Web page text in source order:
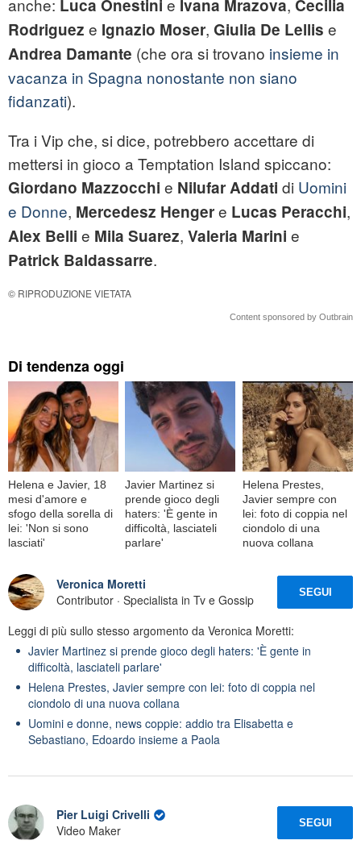
anche: Luca Onestini e Ivana Mrazova, Cecilia
Rodriguez e Ignazio Moser, Giulia De Lellis e
Andrea Damante (che ora si trovano insieme in
vacanza in Spagna nonostante non siano
fidanzati).
Tra i Vip che, si dice, potrebbero accettare di
mettersi in gioco a Temptation Island spiccano:
Giordano Mazzocchi e Nilufar Addati di Uomini
e Donne, Mercedesz Hengere Lucas Peracchi,
Alex Belli e Mila Suarez, Valeria Marini e
Patrick Baldassarre.
© RIPRODUZIONE VIETATA
Content sponsored by Outbrain
Di tendenza oggi
Helena e Javier, 18
mesi d'amore e
sfogo della sorella di
lei: 'Non si sono
lasciati'
Javier Martinez si
prende gioco degli
haters: 'È gente in
difficoltà, lasciateli
parlare'
Helena Prestes,
Javier sempre con
lei: foto di coppia nel
ciondolo di una
nuova collana
Veronica Moretti
Contributor · Specialista in Tv e Gossip
SEGUI
Leggi di più sullo stesso argomento da Veronica Moretti:
Javier Martinez si prende gioco degli haters: 'È gente in
difficoltà, lasciateli parlare'
Helena Prestes, Javier sempre con lei: foto di coppia nel
ciondolo di una nuova collana
Uomini e donne, news coppie: addio tra Elisabetta e
Sebastiano, Edoardo insieme a Paola
Pier Luigi Crivelli
Video Maker
SEGUI